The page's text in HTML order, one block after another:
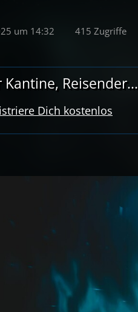
um 14:32 415 Zugriffe
Reisender...
Dich kostenlos